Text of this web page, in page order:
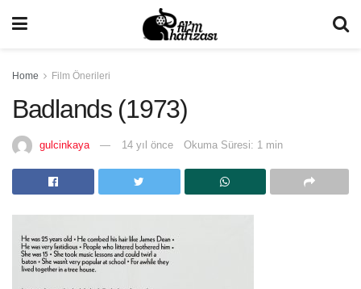
Home Film Önerileri
Badlands (1973)
gulcinkaya 14 yıl önce Okuma Süresi: 1 min